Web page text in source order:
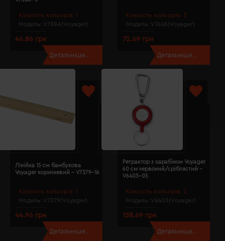
Кількість кольорів: 1
Модель: V7386(Voyager)
46.86 грн
Детальніше...
Кількість кольорів: 3
Модель: V7648(Voyager)
72.69 грн
Детальніше...
Кількість кольорів: 1
Модель: V7379(Voyager)
Лінійка 15 см бамбукова
Voyager коричневий - V7379-16
44.96 грн
Детальніше...
Кількість кольорів: 2
Модель: V6403(Voyager)
Ретрактор з карабіном Voyager
60 см червоний/сріблястий -
V6403-05
138.69 грн
Детальніше...